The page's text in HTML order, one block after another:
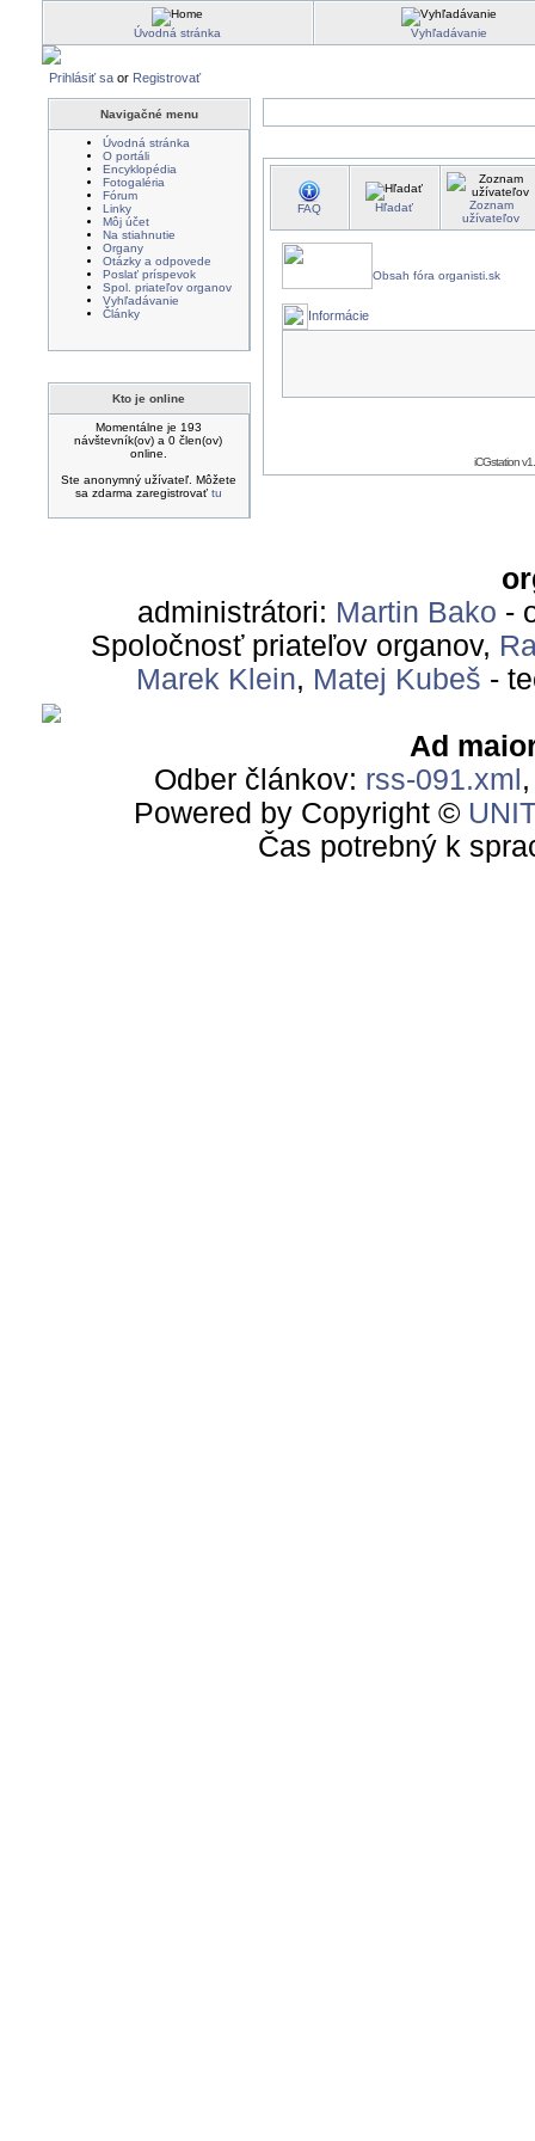
Úvodná stránka Vyhľadávanie
Prihlásiť saor Registrovať
Navigačné menu
Úvodná stránka
O portáli
Encyklopédia
Fotogaléria
Fórum
Linky
Môj účet
Na stiahnutie
Organy
Otázky a odpovede
Poslať príspevok
Spol. priateľov organov
Vyhľadávanie
Články
Kto je online
Momentálne je 193
návštevník(ov) a 0 člen(ov)
online.
Ste anonymný užívateľ. Môžete
sa zdarma zaregistrovať tu
FAQ Hľadať
Zoznam
užívateľov
Obsah fóra organisti.sk
Informácie
iCGstation
administrátori: Martin Bako -
Spoločnosť priateľov organov,
Marek Klein, Matej Kubeš -
Ad
Odber článkov: rss-091.xml
Powered by Copyright ©
Čas potrebný k